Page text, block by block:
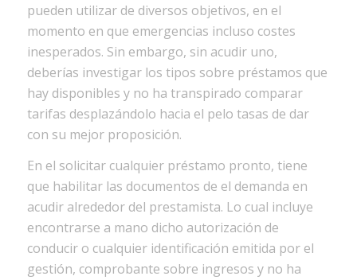
pueden utilizar de diversos objetivos, en el
momento en que emergencias incluso costes
inesperados. Sin embargo, sin acudir uno,
deberías investigar los tipos sobre préstamos que
hay disponibles y no ha transpirado comparar
tarifas desplazándolo hacia el pelo tasas de dar
con su mejor proposición.
En el solicitar cualquier préstamo pronto, tiene
que habilitar las documentos de el demanda en
acudir alrededor del prestamista. Lo cual incluye
encontrarse a mano dicho autorización de
conducir o cualquier identificación emitida por el
gestión, comprobante sobre ingresos y no ha